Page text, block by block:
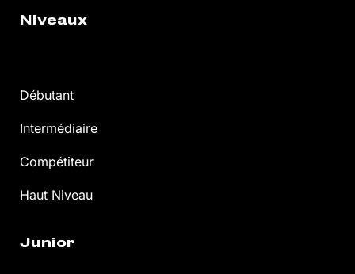
Niveaux
Débutant
Intermédiaire
Compétiteur
Haut Niveau
Junior